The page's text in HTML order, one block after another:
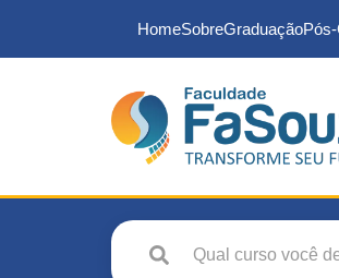
HomeSobreGraduação